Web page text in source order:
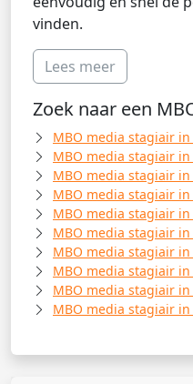
vinden.
Lees meer
Zoek naar een
MBO media stagiair
MBO media stagiair
MBO media stagiair
MBO media stagiair in
MBO media stagiair
MBO media stagiair in
MBO media stagiair
MBO media stagiair
MBO media stagiair in
MBO media stagiair in